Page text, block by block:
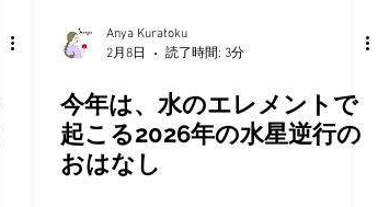
Anya Kuratoku
2月8日
読了時間: 3分
今年は、水のエレメントで
起こる2026年の水星逆行の
おはなし